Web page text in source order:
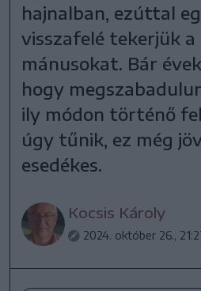
hajnalban, ezúttal
visszafelé tekerjük a
mánusokat. Bár
hogy
ily módon történő
úgy tűnik, ez még
esedékes.
Kocsis Károly
2024. október 26.,